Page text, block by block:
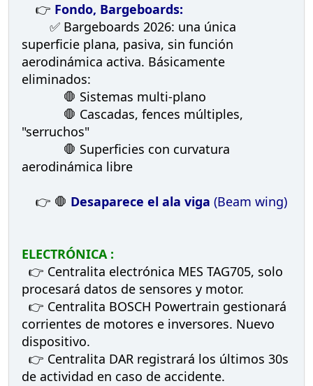
👉 Fondo, Bargeboards:
✅ Bargeboards 2026: una única
superficie plana, pasiva, sin función
aerodinámica activa. Básicamente
eliminados:
🛑 Sistemas multi-plano
🛑 Cascadas, fences múltiples,
"serruchos"
🛑 Superficies con curvatura
aerodinámica libre
👉 🛑 Desaparece el ala viga (Beam wing)
ELECTRÓNICA :
👉 Centralita electrónica MES TAG705, solo
procesará datos de sensores y motor.
👉 Centralita BOSCH Powertrain gestionará
corrientes de motores e inversores. Nuevo
dispositivo.
👉 Centralita DAR registrará los últimos 30s
de actividad en caso de accidente.